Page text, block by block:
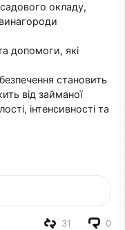
окладу,
допомоги, які
становить
від займаної
інтенсивності та
0
31